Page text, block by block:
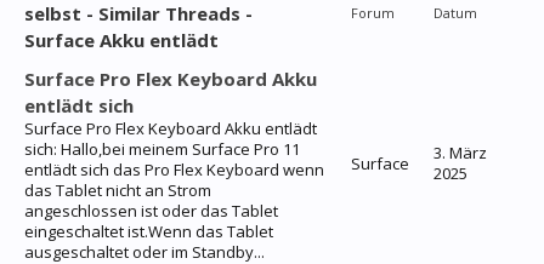
selbst - Similar Threads -
Surface Akku entlädt
Forum Datum
Surface Pro Flex Keyboard Akku
entlädt sich
Surface Pro Flex Keyboard Akku entlädt
sich: Hallo,bei meinem Surface Pro 11
entlädt sich das Pro Flex Keyboard wenn
das Tablet nicht an Strom
angeschlossen ist oder das Tablet
eingeschaltet ist.Wenn das Tablet
ausgeschaltet oder im Standby...
Surface
3. März
2025